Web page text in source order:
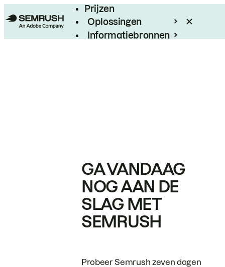
Prijzen
Oplossingen
Informatiebronnen
GA VANDAAG
NOG AAN DE
SLAG MET
SEMRUSH
Probeer Semrush zeven dagen